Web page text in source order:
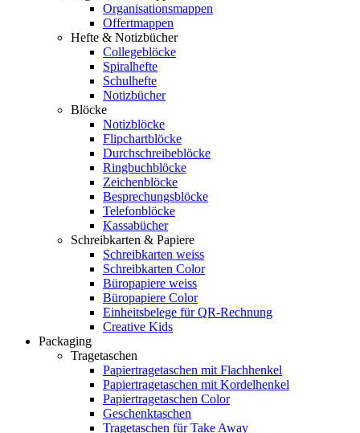
Organisationsmappen
Offertmappen
Hefte & Notizbücher
Collegeblöcke
Spiralhefte
Schulhefte
Notizbücher
Blöcke
Notizblöcke
Flipchartblöcke
Durchschreibeblöcke
Ringbuchblöcke
Zeichenblöcke
Besprechungsblöcke
Telefonblöcke
Kassabücher
Schreibkarten & Papiere
Schreibkarten weiss
Schreibkarten Color
Büropapiere weiss
Büropapiere Color
Einheitsbelege für QR-Rechnung
Creative Kids
Packaging
Tragetaschen
Papiertragetaschen mit Flachhenkel
Papiertragetaschen mit Kordelhenkel
Papiertragetaschen Color
Geschenktaschen
Tragetaschen für Take Away